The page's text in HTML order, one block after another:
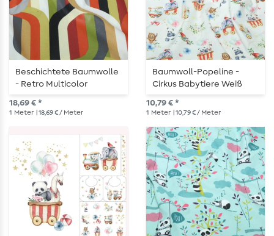
Beschichtete Baumwolle
- Retro Multicolor
18,69 € *
1 Meter | 18,69 € / Meter
Baumwoll-Popeline -
Cirkus Babytiere Weiß
Multicolor
10,79 € *
1 Meter | 10,79 € / Meter